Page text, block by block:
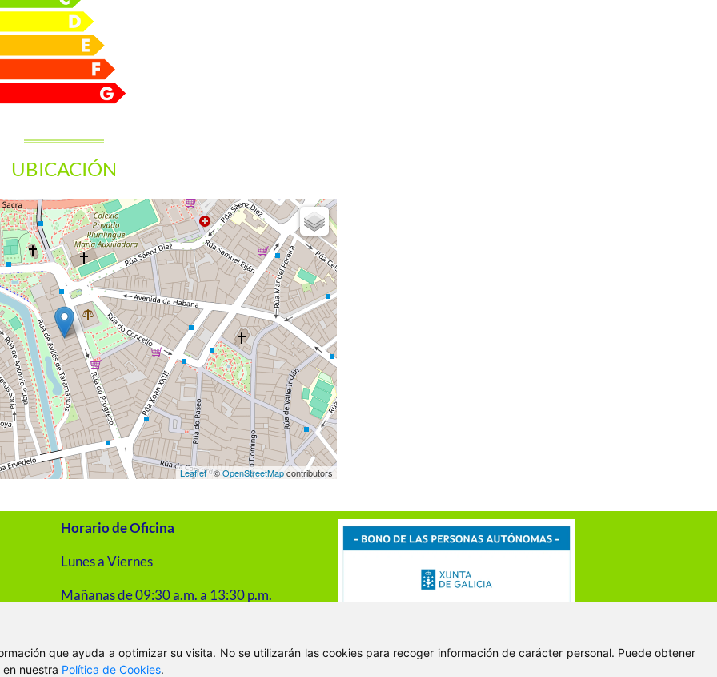
que ayuda a optimizar su visita. No se utilizarán las cookies para recoger información de carácter personal. Puede obtener
nuestra Política de Cookies.
UBICACIÓN
Leaflet| ©OpenStreetMapcontributors
Horario de Oficina
Lunes a Viernes
Mañanas de 09:30 a.m. a 13:30 p.m.